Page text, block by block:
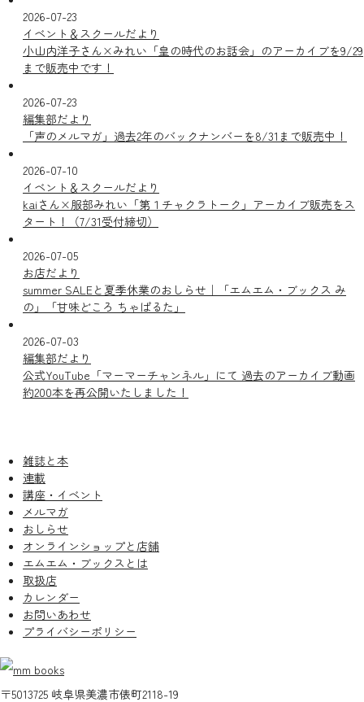
2026-07-23
イベント＆スクールだより
小山内洋子さん×みれい「皇の時代のお話会」のアーカイブを9/29
まで販売中です！
2026-07-23
編集部だより
「声のメルマガ」過去2年のバックナンバーを8/31まで販売中！
2026-07-10
イベント＆スクールだより
kaiさん×服部みれい「第１チャクラトーク」アーカイブ販売をス
タート！（7/31受付締切）
2026-07-05
お店だより
summer SALEと夏季休業のおしらせ｜「エムエム・ブックス み
の」「甘味どころ ちゃぱるた」
2026-07-03
編集部だより
公式YouTube「マーマーチャンネル」にて 過去のアーカイブ動画
約200本を再公開いたしました！
雑誌と本
連載
講座・イベント
メルマガ
おしらせ
オンラインショップと店舗
エムエム・ブックスとは
取扱店
カレンダー
お問いあわせ
プライバシーポリシー
〒5013725 岐阜県美濃市俵町2118-19